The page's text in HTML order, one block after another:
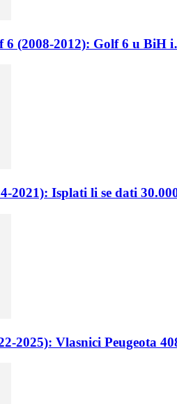
6 (2008-2012): Golf 6 u BiH
2021): Isplati li se dati
2025): Vlasnici Peugeota